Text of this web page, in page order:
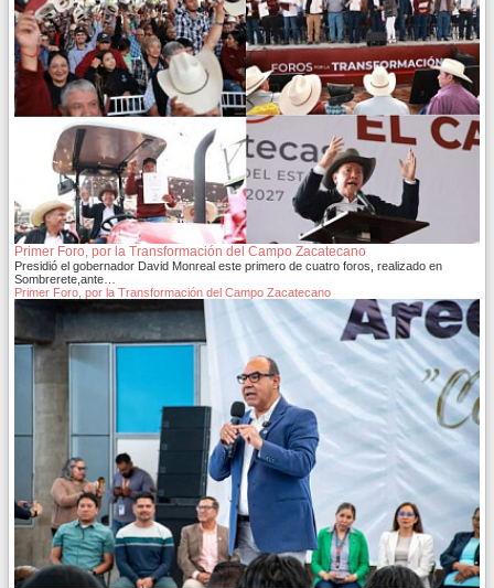
Primer Foro, por la Transformación del Campo Zacatecano
Presidió el gobernador David Monreal este primero de cuatro foros, realizado en
Sombrerete,ante…
Primer Foro, por la Transformación del Campo Zacatecano